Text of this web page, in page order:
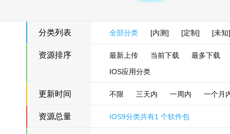
分类列表 全部分类 [内测] [定制] [未知]
资源排序 最新上传 当前下载
最多下载
IOS应用分类
更新时间 不限 三天内 一周内 一个月
资源总量 IOS9分类共有1 个软件包